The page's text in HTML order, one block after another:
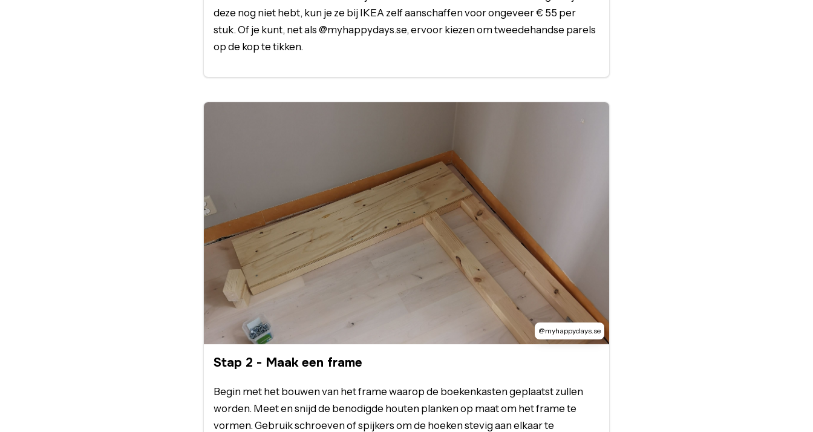
deze nog niet hebt, kun je ze bij IKEA zelf aanschaffen voor ongeveer € 55 per
stuk. Of je kunt, net als @myhappydays.se, ervoor kiezen om tweedehandse parels
op de kop te tikken.
@myhappydays.se
Stap 2 - Maak een frame
Begin met het bouwen van het frame waarop de boekenkasten geplaatst zullen
worden. Meet en snijd de benodigde houten planken op maat om het frame te
vormen. Gebruik schroeven of spijkers om de hoeken stevig aan elkaar te